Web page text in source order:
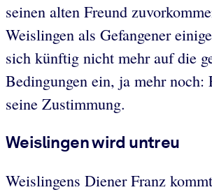
seinen alten Freund
Weislingen als Gefangener
sich künftig nicht mehr auf die
Bedingungen ein, ja mehr noch:
seine Zustimmung.
Weislingen wird untreu
Weislingens Diener Franz